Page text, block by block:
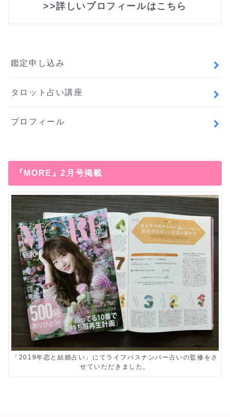
>>詳しいプロフィールはこちら
鑑定申し込み
タロット占い講座
プロフィール
『MORE』2月号掲載
「2019年恋と結婚占い」にてライフパスナンバー占いの監修をさ
せていただきました。